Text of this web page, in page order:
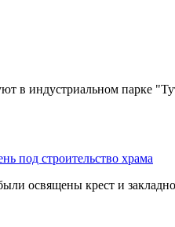
в индустриальном парке
под строительство храма
освящены крест и